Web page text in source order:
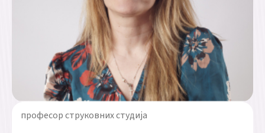
професор струковних студија